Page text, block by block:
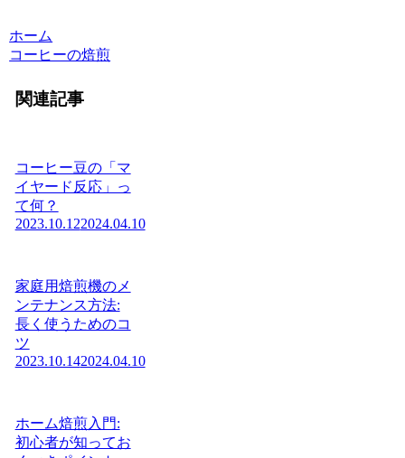
ホーム
コーヒーの焙煎
関連記事
コーヒー豆の「マ
イヤード反応」っ
て何？
2023.10.122024.04.10
家庭用焙煎機のメ
ンテナンス方法:
長く使うためのコ
ツ
2023.10.142024.04.10
ホーム焙煎入門:
初心者が知ってお